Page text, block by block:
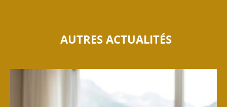
AUTRES ACTUALITÉS